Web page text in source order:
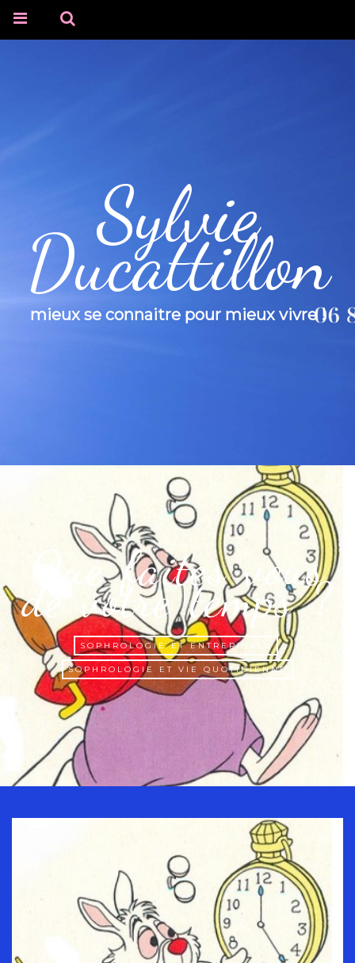
Sylvie
Ducattillon
mieux se connaitre pour mieux vivre !
Que faites vous
de votre temps ?
SOPHROLOGIE ET ENTREPRISES
SOPHROLOGIE ET VIE QUOTIDIENNE